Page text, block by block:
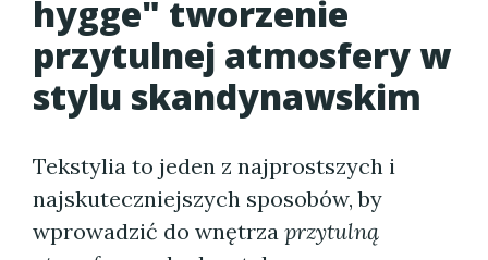
hygge" tworzenie
przytulnej atmosfery w
stylu skandynawskim
Tekstylia to jeden z najprostszych i
najskuteczniejszych sposobów, by
wprowadzić do wnętrza przytulną